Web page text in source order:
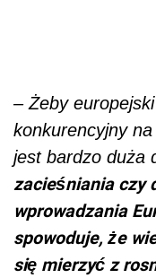
– Żeby europejski
konkurencyjny
jest bardzo duża
zacieśniania czy
wprowadzania
spowoduje, że
się mierzyć z